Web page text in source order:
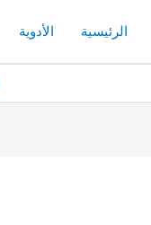
الرئيسية الأدوية